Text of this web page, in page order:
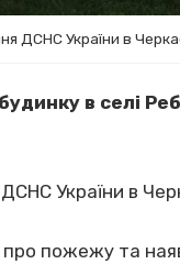
ДСНС України в
в селі
України в
про пожежу та